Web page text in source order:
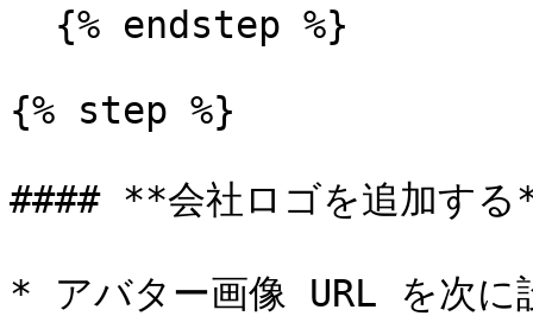
{% step %}
#### **会社ロゴを追加す
* アバター画像 URL を次